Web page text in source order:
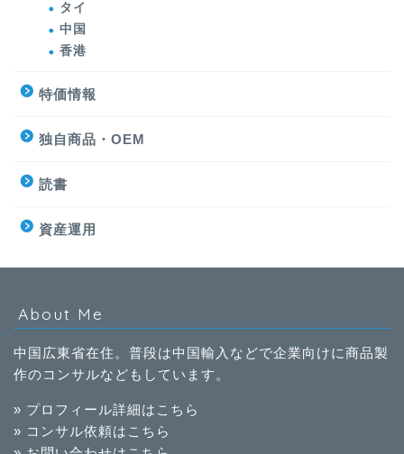
タイ
中国
香港
特価情報
独自商品・OEM
読書
資産運用
About Me
中国広東省在住。普段は中国輸入などで企業向けに商品製
作のコンサルなどもしています。
» プロフィール詳細はこちら
» コンサル依頼はこちら